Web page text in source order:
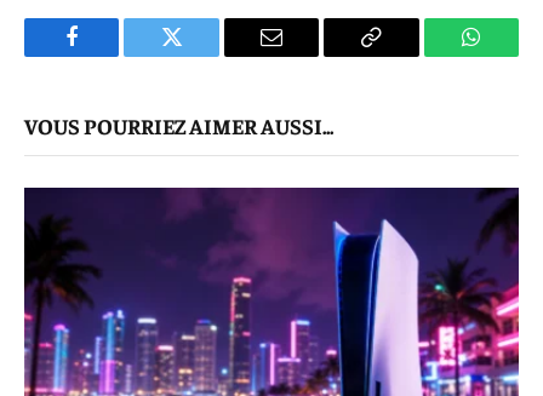
Facebook Twitter
E-
Copier
VOUS POURRIEZ AIMER AUSSI...